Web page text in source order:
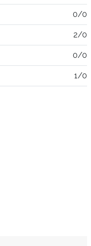
0/0
2/0
0/0
1/0